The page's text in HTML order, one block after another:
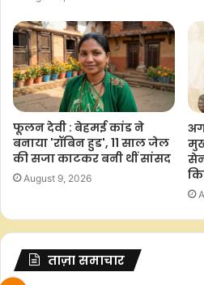
a
c
e
b
o
o
k
h
a
t
s
A
p
p
w
i
t
e
r
o
p
y
L
i
n
k
h
a
r
e
फूलन देवी : बेहमई कांड ने
बनाया 'रॉबिन हुड', 11 साल जेल
की सजा काटकर बनी थीं सांसद
August 9, 2026
ताज़ा समाचार